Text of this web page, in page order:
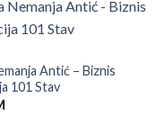
Antić – Biznis
101 Stav